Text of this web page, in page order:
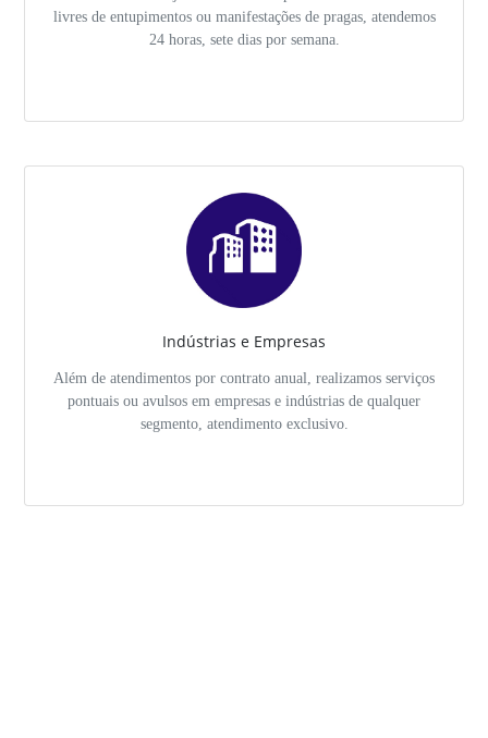
livres de entupimentos ou manifestações de pragas, atendemos
24 horas, sete dias por semana.
Indústrias e Empresas
Além de atendimentos por contrato anual, realizamos serviços
pontuais ou avulsos em empresas e indústrias de qualquer
segmento, atendimento exclusivo.